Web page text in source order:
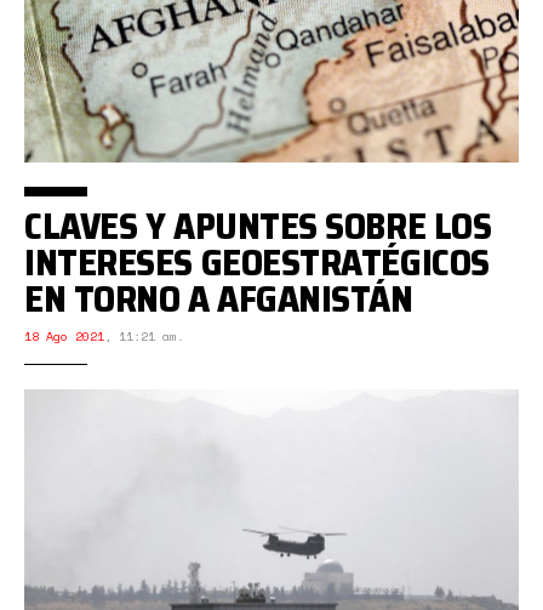
CLAVES Y APUNTES SOBRE LOS
INTERESES GEOESTRATÉGICOS
EN TORNO A AFGANISTÁN
18 Ago 2021, 11:21 am.